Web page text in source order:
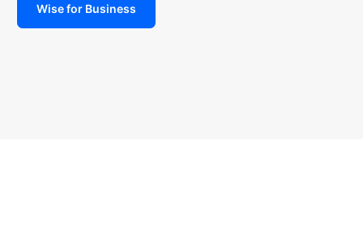
Wise for Business